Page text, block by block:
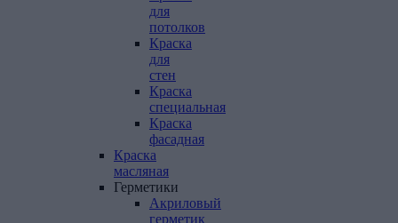
для
потолков
Краска
для
стен
Краска
специальная
Краска
фасадная
Краска
масляная
Герметики
Акриловый
герметик